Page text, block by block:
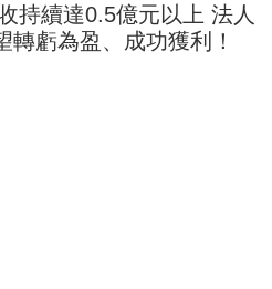
持續達0.5億元以上 法人
虧為盈、成功獲利！